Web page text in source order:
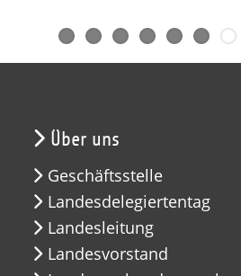
Über uns
Geschäftsstelle
Landesdelegiertentag
Landesleitung
Landesvorstand